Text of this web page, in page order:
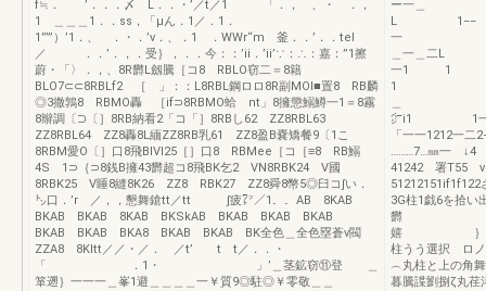
f≒． ’．．．〆 L．．・’／t／1 「．， 、・ ．，
1 ＿＿＿1．．ss，「μん．1／．1．
1””’）’1．、 ．・．’v．、．1 ．WWr“m 釜．．’．．tel
／ ．．’．，．受｝，．．今：：’ii．’ii’∵：∴：嘉：”1擦
蔚・「〉．，、8R欝L劔騰［コ8 RBLO窃二＝8籍
BLO7⊂⊂8RBLf2 ［ 」：：L8RBL鋼ロロ8R副MOI■置8 RB麟
◎3撒鶉8 RBMO轟 ［if⊃8RBMO蛤 nt」8擁懲鰯鱒一1＝8霧
8辮調〔⊃〔］8RB納看2「コ「］8RBし62 ZZ8RBL63
ZZ8RBL64 ZZ8轟8L緬ZZ8RB乳61 ZZ8盈B嚢矯餐9〔1こ
8RBM愛O〔］口8飛BIVI25［］口8 RBMee［コ［≡8 RB鰯
4S 1⊃｛⊃8銭B擁43欝超コ8飛BK乞2 VN8RBK24 V國
8RBK25 V睡8縫8K26 ZZ8 RBK27 ZZ8舜8幣5◎臼コ∫い．
㌧口．’r ／，，懇舞鎗tt／tt ∫疲㍗／1．．AB 8KAB
BKAB BKAB 8KAB BKSkAB BKAB BKAB BKAB
BKAB BKAB BKA8 BKAB BKAB BK全色＿全色塁蒼v閥
ZZA8 8KItt／／・／． ／t’ t t／．．・
「 ．1・ 」’＿茎鉱窃⑪登 ＿
箪遡｝一一一＿峯1避＿＿＿＿一￥質9◎駐◎￥零敬＿＿
ー一
L 1−− ＿L
一 111」
＿一＿
1 I i−
㌻i1 1一一
「一一
………7…㎜
41242 署
3G柱1戯6を拾い
欝 1
嬉 ｝…… …一
柱うう選択 ロ
︵丸柱と上の角
暮騰諜劉捌ζ丸